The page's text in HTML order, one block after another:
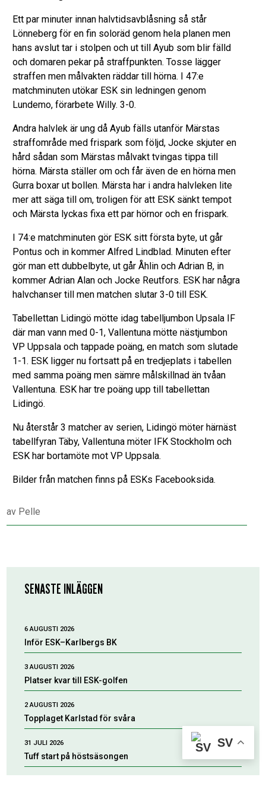
Ett par minuter innan halvtidsavblåsning så står
Lönneberg för en fin soloräd genom hela planen men
hans avslut tar i stolpen och ut till Ayub som blir fälld
och domaren pekar på straffpunkten. Tosse lägger
straffen men målvakten räddar till hörna. I 47:e
matchminuten utökar ESK sin ledningen genom
Lundemo, förarbete Willy. 3-0.
Andra halvlek är ung då Ayub fälls utanför Märstas
straffområde med frispark som följd, Jocke skjuter en
hård sådan som Märstas målvakt tvingas tippa till
hörna. Märsta ställer om och får även de en hörna men
Gurra boxar ut bollen. Märsta har i andra halvleken lite
mer att säga till om, troligen för att ESK sänkt tempot
och Märsta lyckas fixa ett par hörnor och en frispark.
I 74:e matchminuten gör ESK sitt första byte, ut går
Pontus och in kommer Alfred Lindblad. Minuten efter
gör man ett dubbelbyte, ut går Åhlin och Adrian B, in
kommer Adrian Alan och Jocke Reutfors. ESK har några
halvchanser till men matchen slutar 3-0 till ESK.
Tabellettan Lidingö mötte idag tabelljumbon Upsala IF
där man vann med 0-1, Vallentuna mötte nästjumbon
VP Uppsala och tappade poäng, en match som slutade
1-1. ESK ligger nu fortsatt på en tredjeplats i tabellen
med samma poäng men sämre målskillnad än tvåan
Vallentuna. ESK har tre poäng upp till tabellettan
Lidingö.
Nu återstår 3 matcher av serien, Lidingö möter härnäst
tabellfyran Täby, Vallentuna möter IFK Stockholm och
ESK har bortamöte mot VP Uppsala.
Bilder från matchen finns på ESKs Facebooksida.
av Pelle
SENASTE INLÄGGEN
Inför ESK–Karlbergs BK
6 AUGUSTI 2026
Platser kvar till ESK-golfen
3 AUGUSTI 2026
Topplaget Karlstad för svåra
2 AUGUSTI 2026
Tuff start på höstsäsongen
31 JULI 2026 SV